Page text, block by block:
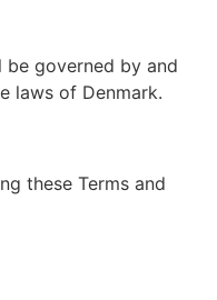
be governed by and
laws of Denmark.
these Terms and